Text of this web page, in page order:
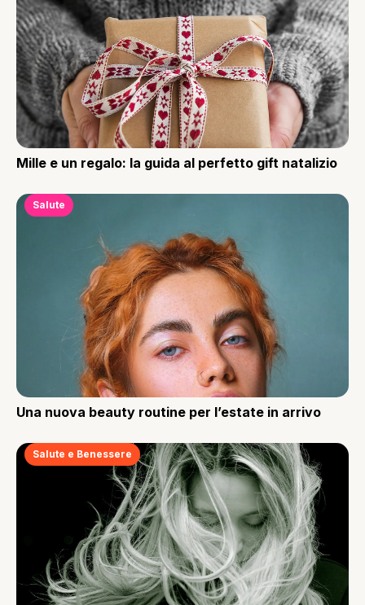
Mille e un regalo: la guida al perfetto gift natalizio
Salute
Una nuova beauty routine per l’estate in arrivo
Salute e Benessere